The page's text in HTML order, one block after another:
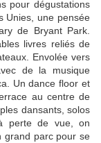
pour dégustations
Unies, une pensée
de Bryant Park.
livres reliés de
Envolée vers
de la musique
Un dance floor et
au centre de
dansants, solos
perte de vue, on
grand parc pour se